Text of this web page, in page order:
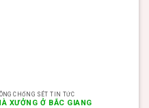
CHỐNG SÉT TIN TỨC
XƯỞNG Ở BẮC GIANG